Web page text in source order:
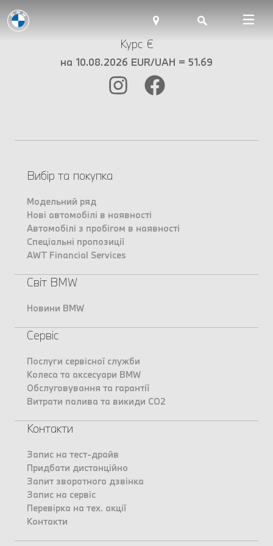
Курс €
на 10.08.2026 EUR/UAH = 51.69
Вибір та покупка
Модельний ряд
Нові автомобілі в наявності
Автомобілі з пробігом в наявності
Спеціальні пропозиції
AWT Financial Services
Світ BMW
Новини BMW
Сервіс
Послуги сервісної служби
Колеса та аксесуари BMW
Обслуговування та гарантії
Витрати палива та викиди CO2
Контакти
Запис на тест-драйв
Придбати дистанційно
Запит зворотного дзвінка
Запис на сервіс
Перевірка на тех. акції
Контакти